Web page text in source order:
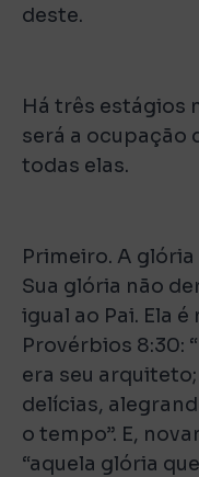
deste.
Há três estágios
será a ocupação
todas elas.
Primeiro. A
Sua glória não
igual ao Pai. Ela
Provérbios 8:30:
era seu
delícias,
o tempo”. E,
“aquela glória